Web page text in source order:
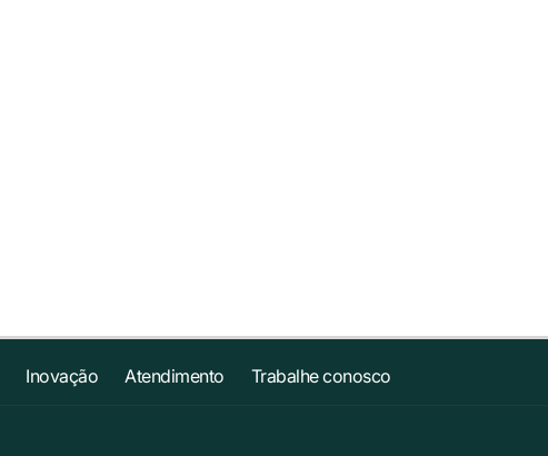
Inovação Atendimento Trabalhe conosco